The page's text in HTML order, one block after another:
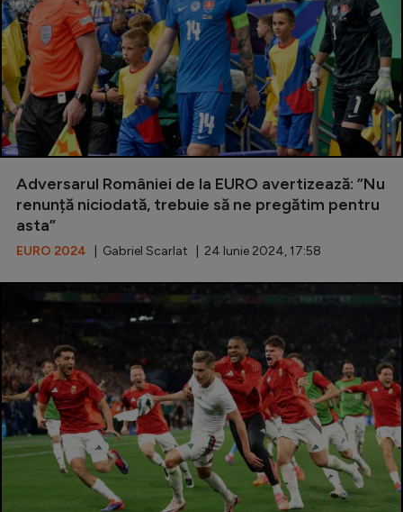
Ciclism
Alte sporturi
JO 2024
JO 2026
Intră în cont
Adversarul României de la EURO avertizează: ”Nu
renunță niciodată, trebuie să ne pregătim pentru
asta”
EURO 2024 | Gabriel Scarlat | 24 Iunie 2024, 17:58